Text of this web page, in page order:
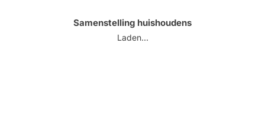
Samenstelling huishoudens
Laden...